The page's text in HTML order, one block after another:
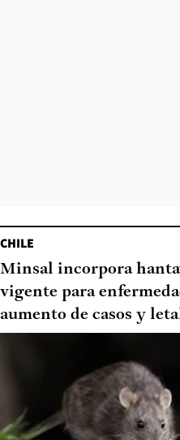
CHILE
Minsal incorpora
vigente para
aumento de casos y